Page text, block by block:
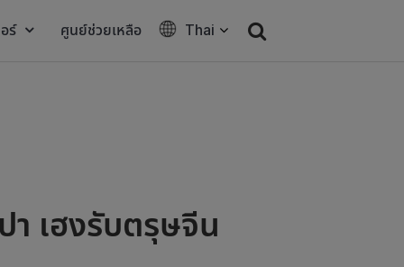
ร์ ศูนย์ช่วยเหลือ Thai
เฮงรับตรุษจีน